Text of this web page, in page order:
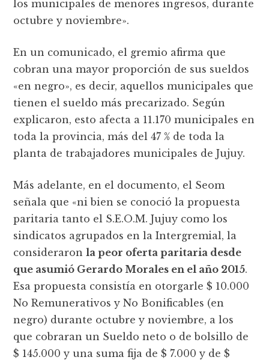
los municipales de menores ingresos, durante
octubre y noviembre».
En un comunicado, el gremio afirma que
cobran una mayor proporción de sus sueldos
«en negro», es decir, aquellos municipales que
tienen el sueldo más precarizado. Según
explicaron, esto afecta a 11.170 municipales en
toda la provincia, más del 47 % de toda la
planta de trabajadores municipales de Jujuy.
Más adelante, en el documento, el Seom
señala que «ni bien se conoció la propuesta
paritaria tanto el S.E.O.M. Jujuy como los
sindicatos agrupados en la Intergremial, la
consideraronla peor oferta paritaria desde
que asumió Gerardo Morales en el año 2015.
Esa propuesta consistía en otorgarle $ 10.000
No Remunerativos y No Bonificables (en
negro) durante octubre y noviembre, a los
que cobraran un Sueldo neto o de bolsillo de
$ 145.000 y una suma fija de $ 7.000 y de $